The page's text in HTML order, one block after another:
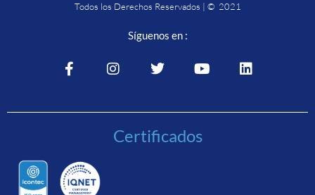
Todos los Derechos Reservados | © 2021
Síguenos en :
Certificados